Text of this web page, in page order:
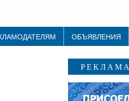
ОБЪЯВЛЕНИЯ
РЕКЛАМА